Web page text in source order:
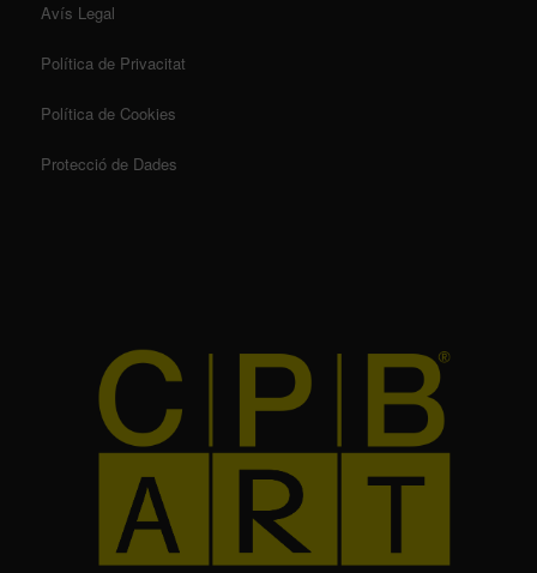
Avís Legal
Política de Privacitat
Política de Cookies
Protecció de Dades